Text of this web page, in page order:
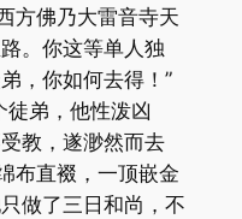
方佛乃大雷音寺天
。你这等单人独
，你如何去得！”
徒弟，他性泼凶
教，遂渺然而去
布直裰，一顶嵌金
做了三日和尚，不